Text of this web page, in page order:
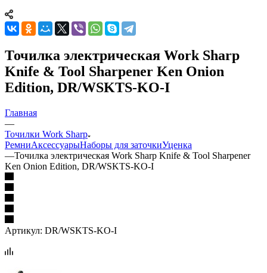
Точилка электрическая Work Sharp
Knife & Tool Sharpener Ken Onion
Edition, DR/WSKTS-KO-I
Главная
—
Точилки Work Sharp
РемниАксессуарыНаборы для заточкиУценка
—Точилка электрическая Work Sharp Knife & Tool Sharpener
Ken Onion Edition, DR/WSKTS-KO-I
Артикул: DR/WSKTS-KO-I